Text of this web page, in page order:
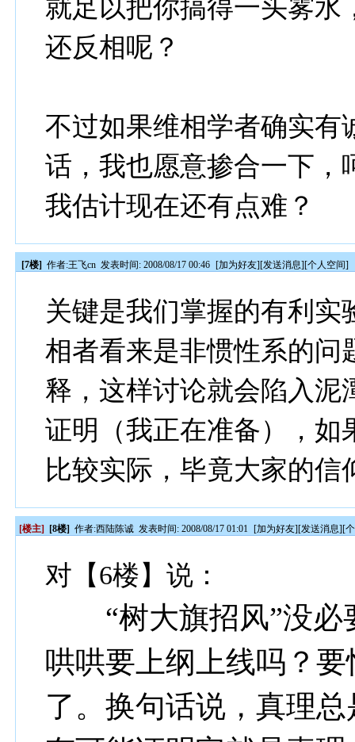
就足以把你搞得一头雾水
还反相呢？
不过如果维相学者确实有
话，我也愿意掺合一下，
我估计现在还有点难？
[7楼] 作者:王飞cn 发表时间: 2008/08/17 00:46 [加为好友][发送消息][个人空间]
关键是我们掌握的有利实
相者看来是非惯性系的问
释，这样讨论就会陷入泥
证明（我正在准备），如
比较实际，毕竟大家的信
[楼主] [8楼] 作者:西陆陈诚 发表时间: 2008/08/17 01:01 [加为好友][发送消息][
对【6楼】说：
“树大旗招风”没必
哄哄要上纲上线吗？
了。换句话说，真理